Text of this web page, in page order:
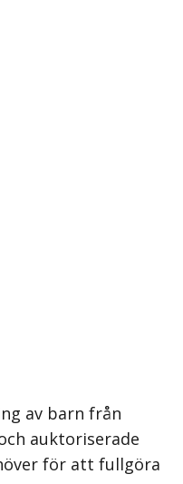
av barn från
auktoriserade
för att fullgöra